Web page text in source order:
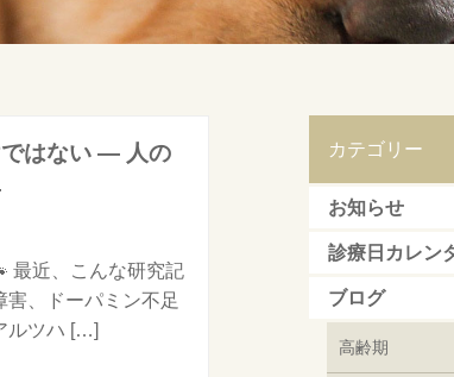
ではない ― 人の
最近、こんな研究記
、ドーパミン不足
ルツハ […]
カテゴリー
お知らせ
診療日カレン
ブログ
高齢期